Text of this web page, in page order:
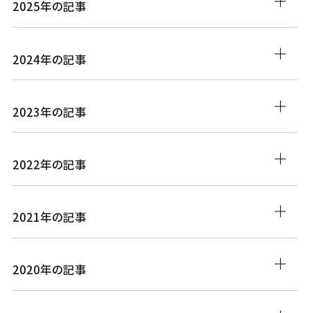
2025年の記事
2024年の記事
2023年の記事
2022年の記事
2021年の記事
2020年の記事